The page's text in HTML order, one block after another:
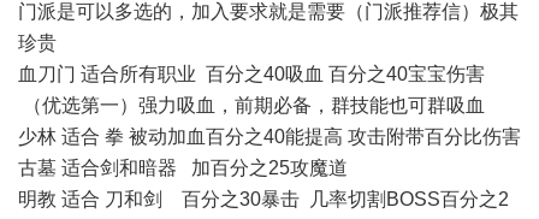
门派是可以多选的，加入要求就是需要（门派推荐信）极其
珍贵
血刀门 适合所有职业 百分之40吸血 百分之40宝宝伤害
（优选第一）强力吸血，前期必备，群技能也可群吸血
少林 适合 拳 被动加血百分之40能提高 攻击附带百分比伤害
古墓 适合剑和暗器 加百分之25攻魔道
明教 适合 刀和剑 百分之30暴击 几率切割BOSS百分之2